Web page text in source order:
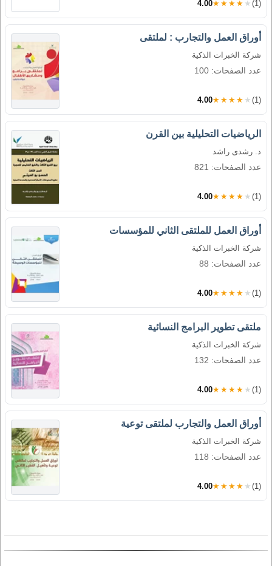
4.00★★★★★ (1)
أوراق العمل والتجارب : لملتقى
شركة الخبرات الذكية
عدد الصفحات: 100
4.00★★★★★ (1)
الرياضيات التحليلية بين القرن
د. رشدى راشد
عدد الصفحات: 821
4.00★★★★★ (1)
أوراق العمل للملتقى الثاني للمؤسسات
شركة الخبرات الذكية
عدد الصفحات: 88
4.00★★★★★ (1)
ملتقى تطوير البرامج النسائية
شركة الخبرات الذكية
عدد الصفحات: 132
4.00★★★★★ (1)
أوراق العمل والتجارب لملتقى توعية
شركة الخبرات الذكية
عدد الصفحات: 118
4.00★★★★★ (1)